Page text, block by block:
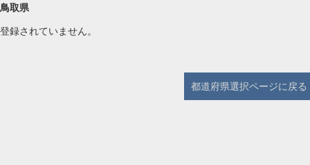
鳥取県
登録されていません。
都道府県選択ページに戻る